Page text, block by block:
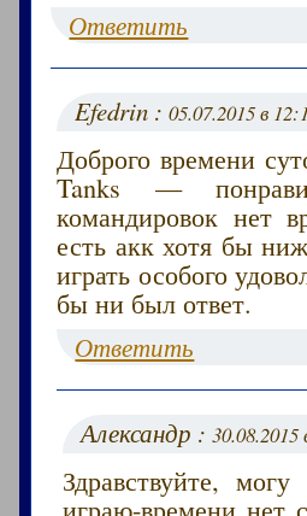
Ответить
Efedrin :05.07.2015 в
Доброго времени
Tanks —
командировок нет
есть акк хотя бы
играть особого
бы ни был ответ.
Ответить
Александр :30.08.2015
Здравствуйте,
играю-времени нет